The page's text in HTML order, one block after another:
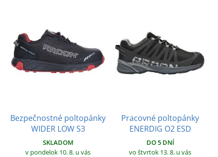
Bezpečnostné poltopánky
WIDER LOW S3
SKLADOM
v pondelok 10. 8. u vás
Pracovné poltopánky
ENERDIG O2 ESD
DO 5 DNÍ
vo štvrtok 13. 8. u vás